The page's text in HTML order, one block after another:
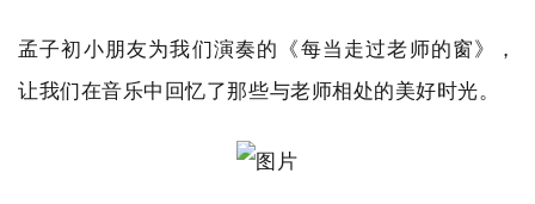
孟子初小朋友为我们演奏的《每当走过老师的窗》，
让我们在音乐中回忆了那些与老师相处的美好时光。